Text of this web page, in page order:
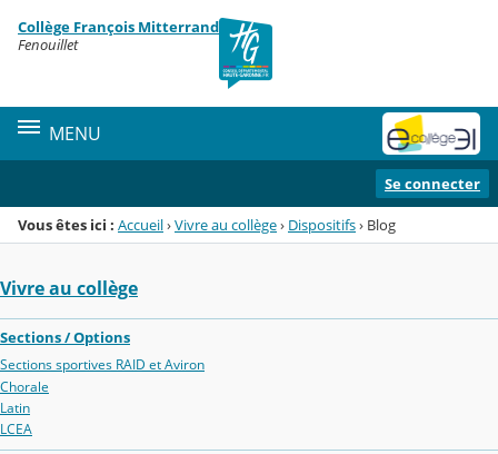
Menu de la rubrique
Contenu
Collège François Mitterrand
Fenouillet
MENU
Se connecter
Vous êtes ici : Accueil›Vivre au collège› Dispositifs› Blog
Vivre au collège
Sections / Options
Sections sportives RAID et Aviron
Chorale
Latin
LCEA